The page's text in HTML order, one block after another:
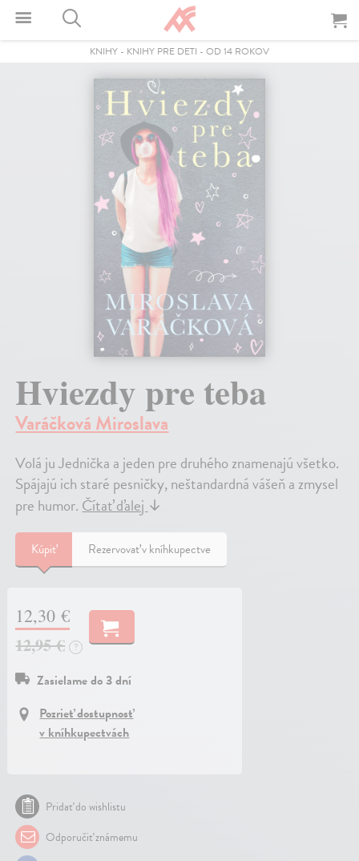
KNIHY - KNIHY PRE DETI - OD 14 ROKOV
Hviezdy pre teba
Varáčková Miroslava
Volá ju Jednička a jeden pre druhého znamenajú všetko.
Spájajú ich staré pesničky, neštandardná vášeň a zmysel
pre humor. Čítať ďalej ↓
Kúpiť Rezervovať v kníhkupectve
12,30 €
12,95 €
?
Zasielame do 3 dní
Pozrieť dostupnosť
v kníhkupectvách
Pridať do wishlistu
Odporučiť známemu